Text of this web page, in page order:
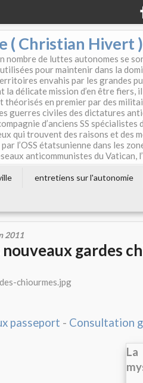
( Christian Hivert )
nombre de luttes autonomes se
pour maintenir dans la
envahis par les grandes
la délicate mission d’en être fiers,
en premier par des
guerres civiles des dictatures
d’anciens SS
qui trouvent des raisons et des
l’OSS étatsunienne dans les
anticommunistes du Vatican,
entretiens sur l'autonomie
2011
nouveaux gardes
passeport - Consultation
La